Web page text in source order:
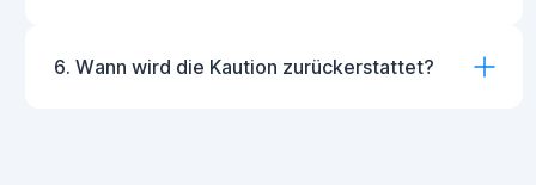
6. Wann wird die Kaution zurückerstattet?